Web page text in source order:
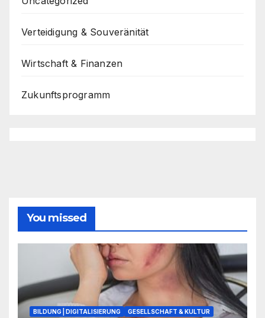
Verteidigung & Souveränität
Wirtschaft & Finanzen
Zukunftsprogramm
You missed
BILDUNG | DIGITALISIERUNG GESELLSCHAFT & KULTUR